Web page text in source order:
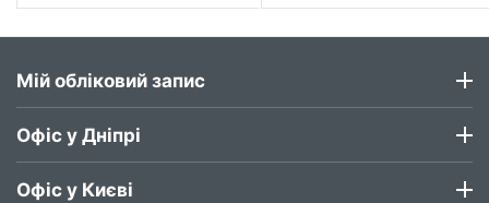
Мій обліковий запис
Офіс у Дніпрі
Офіс у Києві